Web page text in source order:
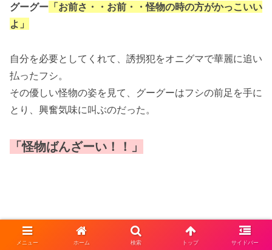
グーグー 「お前さ・・お前・・怪物の時の方がかっこいい
よ」
自分を必要としてくれて、誘拐犯をオニグマで華麗に追い
払ったフシ。
その優しい怪物の姿を見て、グーグーはフシの前足を手に
とり、興奮気味に叫ぶのだった。
「怪物ばんざーい！！」
メニュー ホーム 検索 トップ サイドバー